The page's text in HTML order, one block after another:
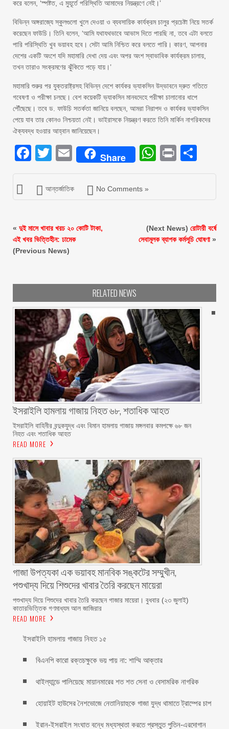
করে বলেন, ‘স্পষ্টত, এ মুহূর্তে পরিস্থিতি আমাদের নিয়ন্ত্রণে নেই।’
বিভিন্ন অঙ্গরাজ্যে স্কুলগুলো খুলে দেওয়া ও ব্যবসায়িক কার্যক্রম চালুর প্রচেষ্টা নিয়ে সতর্ক
করেছেন ফাউচি। তিনি বলেন, ‘আমি যথাযথভাবে আভাস দিতে পারছি না, তবে এটা বলতে
পারি পরিস্থিতি খুব ভয়াবহ হবে। সেটা আমি নিশ্চিত করে বলতে পারি। কারণ, আপনার
দেশের একটি অংশে যদি মহামারি দেখা দেয় এবং অপর অংশ স্বাভাবিক কার্যক্রম চালায়,
তখন তারাও সংক্রমণের ঝুঁকিতে পড়ে যায়।’
মহামারি শুরুর পর যুক্তরাষ্ট্রসহ বিভিন্ন দেশে কার্যকর ভ্যাকসিন উদ্ভাবনে দ্রুত গতিতে
গবেষণা ও পরীক্ষা চলছে। বেশ কয়েকটি ভ্যাকসিন মানবদেহে পরীক্ষা চালানোর ধাপে
পৌঁছেছে। তবে ড. ফাউচি সতর্কতা জানিয়ে বলছেন, আমরা নিরাপদ ও কার্যকর ভ্যাকসিন
পেয়ে যাব তার কোনও নিশ্চয়তা নেই। ভাইরাসকে নিয়ন্ত্রণ করতে তিনি মার্কিন নাগরিকদের
ঐক্যবদ্ধ হওয়ার আহ্বান জানিয়েছেন।
Facebook
Twitter
EmailShare Print
আন্তর্জাতিক No Comments »
« দুই মাসে খাবার খরচ ২০ কোটি টাকা,
এই খবর ভিত্তিহীন: ঢামেক
(Previous News)
(Next News) রোটারী বর্ষে
সেবামূলক ব্যাপক কর্মসূচি ঘোষণা»
RELATED NEWS
ইসরাইলি হামলায় গাজায় নিহত ৬৮, শতাধিক আহত
ইসরাইলি বাহিনীর বন্দুকযুদ্ধ এবং বিমান হামলায় গাজায় মঙ্গলবার কমপক্ষে ৬৮ জন
নিহত এবং শতাধিক আহত
READ MORE
গাজা উপত্যকা এক ভয়াবহ মানবিক সঙ্কটের সম্মুখীন,
পশুখাদ্য দিয়ে শিশুদের খাবার তৈরি করছেন মায়েরা
পশুখাদ্য দিয়ে শিশুদের খাবার তৈরি করছেন গাজার মায়েরা। বুধবার (২৩ জুলাই)
কাতারভিত্তিক গণমাধ্যম আল জাজিরার
READ MORE
ইসরাইলি হামলায় গাজায় নিহত ১৫
বিএনপি কারো রক্তচক্ষুকে ভয় পায় না: শাম্মি আক্তার
থাইল্যান্ডে পালিয়েছে মায়ানমারের শত শত সেনা ও বেসামরিক নাগরিক
হোয়াইট হাউসের নৈশভোজে নেতানিয়াহুকে গাজা যুদ্ধ থামাতে ট্রাম্পের চাপ
ইরান-ইসরাইল সংঘাত বন্ধে মধ্যস্থতা করতে প্রস্তুত পুতিন-এরদোগান